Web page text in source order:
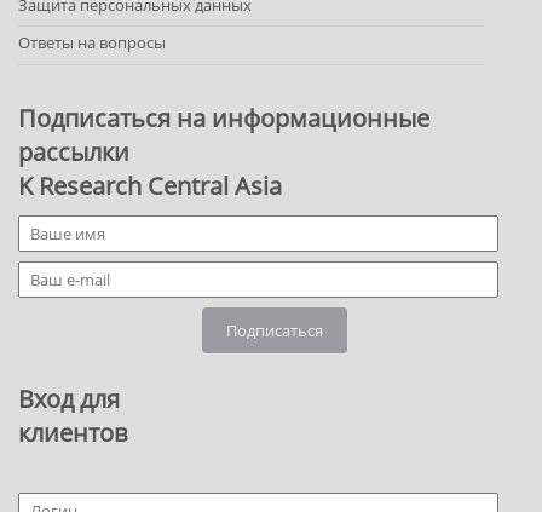
Защита персональных данных
Ответы на вопросы
Подписаться на информационные
рассылки
K Research Central Asia
Подписаться
Вход для
клиентов